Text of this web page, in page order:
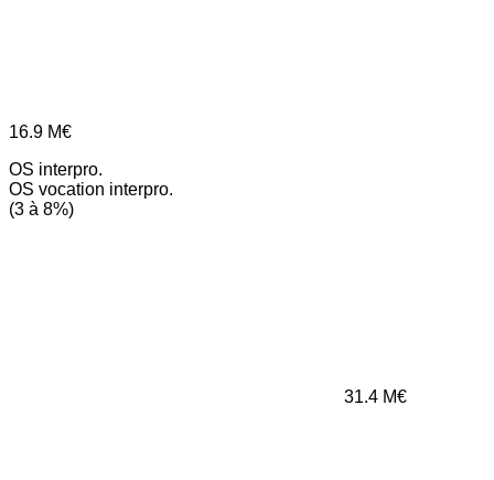
16.9 M€
OS interpro.
OS vocation interpro.
(3 à 8%)
31.4 M€